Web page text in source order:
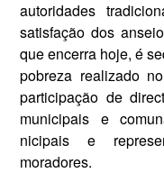
autoridades
satisfação dos
que encer­ra hoje, é
pobreza realizado
parti­cipação de
municipais e
nicipais e
moradores.